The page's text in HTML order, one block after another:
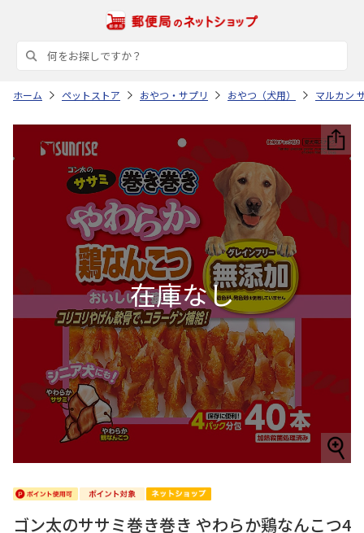
ホーム ペットストア おやつ・サプリ おやつ（犬用） マルカン
ゴン太のササミ巻き巻き やわらか鶏なんこつ4